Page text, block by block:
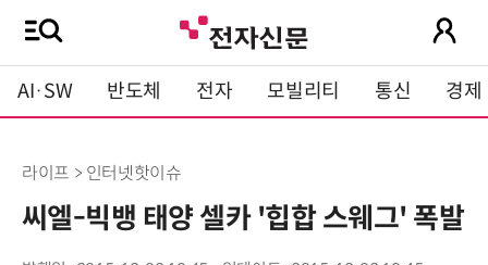
AI·SW 반도체 전자 모빌리티 통신 경제
라이프 > 인터넷핫이슈
씨엘-빅뱅 태양 셀카 '힙합 스웨그' 폭발